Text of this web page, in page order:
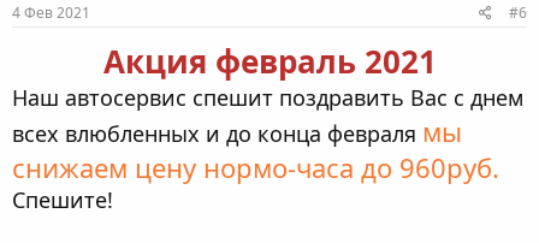
4 Фев 2021 #6
Акция февраль 2021
Наш автосервис спешит поздравить Вас с днем
всех влюбленных и до конца февраля мы
снижаем цену нормо-часа до 960руб.
Спешите!